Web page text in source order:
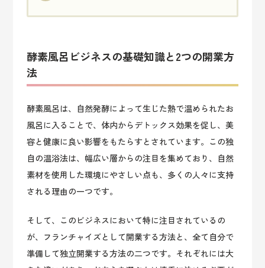
酵素風呂ビジネスの基礎知識と2つの開業方
法
酵素風呂は、自然発酵によって生じた熱で温められたお
風呂に入ることで、体内からデトックス効果を促し、美
容と健康に良い影響をもたらすとされています。この独
自の温浴法は、幅広い層からの注目を集めており、自然
素材を使用した環境にやさしい点も、多くの人々に支持
される理由の一つです。
そして、このビジネスにおいて特に注目されているの
が、フランチャイズとして開業する方法と、全て自分で
準備して独立開業する方法の二つです。それぞれには大